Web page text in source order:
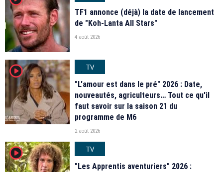
TF1 annonce (déjà) la date de lancement
de "Koh-Lanta All Stars"
4 août 2026
player2
TV
"L'amour est dans le pré" 2026 : Date,
nouveautés, agriculteurs… Tout ce qu'il
faut savoir sur la saison 21 du
programme de M6
2 août 2026
player2
TV
"Les Apprentis aventuriers" 2026 :